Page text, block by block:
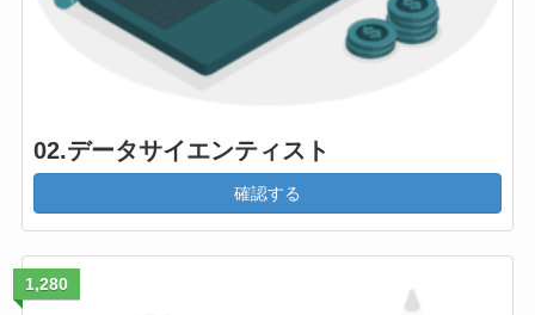
02.データサイエンティスト
確認する
1,280